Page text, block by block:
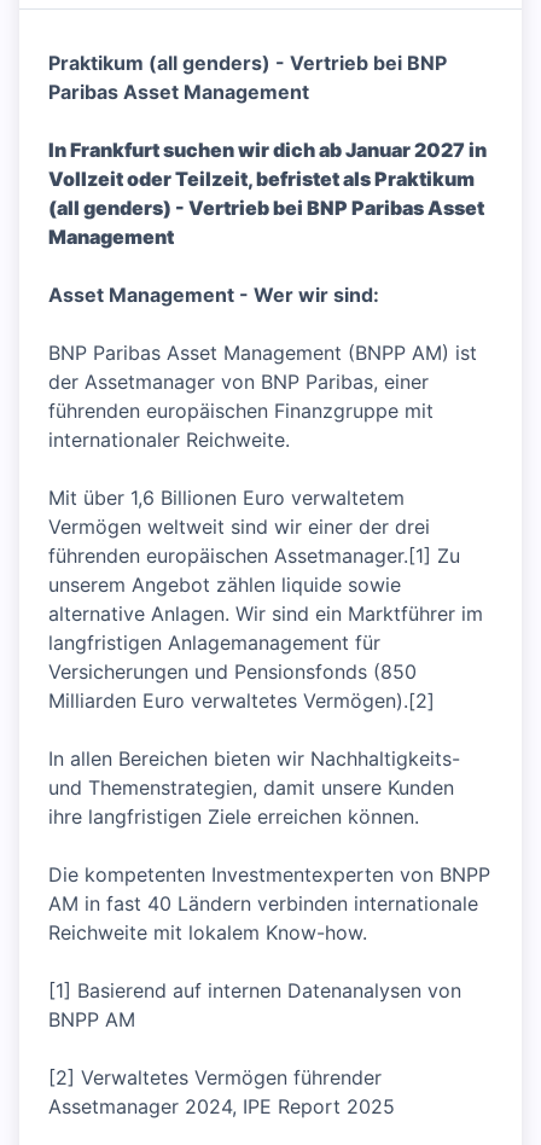
Praktikum (all genders) - Vertrieb bei BNP
Paribas Asset Management
In Frankfurt suchen wir dichab Januar 2027in
Vollzeit oder Teilzeit, befristet als Praktikum
(all genders) - Vertrieb bei BNP Paribas Asset
Management
Asset Management - Wer wir sind:
BNP Paribas Asset Management (BNPP AM) ist
der Assetmanager von BNP Paribas, einer
führenden europäischen Finanzgruppe mit
internationaler Reichweite.
Mit über 1,6 Billionen Euro verwaltetem
Vermögen weltweit sind wir einer der drei
führenden europäischen Assetmanager.[1] Zu
unserem Angebot zählen liquide sowie
alternative Anlagen. Wir sind ein Marktführer im
langfristigen Anlagemanagement für
Versicherungen und Pensionsfonds (850
Milliarden Euro verwaltetes Vermögen).[2]
In allen Bereichen bieten wir Nachhaltigkeits-
und Themenstrategien, damit unsere Kunden
ihre langfristigen Ziele erreichen können.
Die kompetenten Investmentexperten von BNPP
AM in fast 40 Ländern verbinden internationale
Reichweite mit lokalem Know-how.
[1] Basierend auf internen Datenanalysen von
BNPP AM
[2] Verwaltetes Vermögen führender
Assetmanager 2024, IPE Report 2025